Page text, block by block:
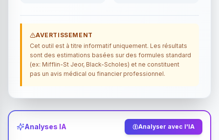
AVERTISSEMENT
Cet outil est à titre informatif uniquement. Les résultats
sont des estimations basées sur des formules standard
(ex: Mifflin-St Jeor, Black-Scholes) et ne constituent
pas un avis médical ou financier professionnel.
Analyses IA Analyser avec l'IA